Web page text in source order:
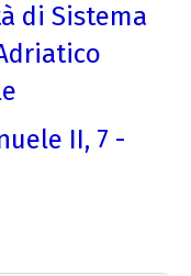
di Sistema
II, 7 -